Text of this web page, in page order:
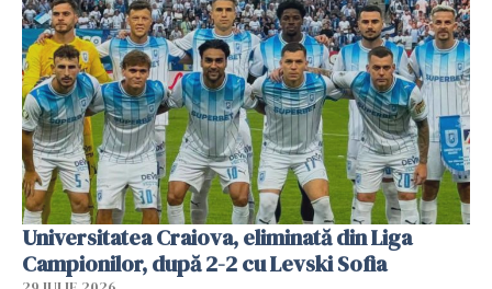
Universitatea Craiova, eliminată din Liga
Campionilor, după 2-2 cu Levski Sofia